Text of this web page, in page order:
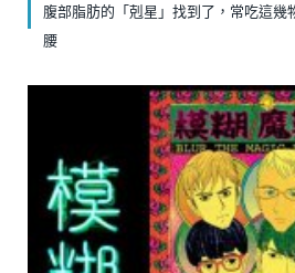
腹部脂肪的「剋星」找到了，常吃這幾
腰